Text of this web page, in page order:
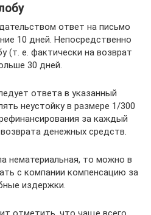
ответ на письмо
10 дней. Непосредственно
(т. е. фактически на возврат
30 дней.
ответа в указанный
неустойку в размере 1/300
за каждый
денежных средств.
нематериальная, то можно в
с компании компенсацию за
издержки.